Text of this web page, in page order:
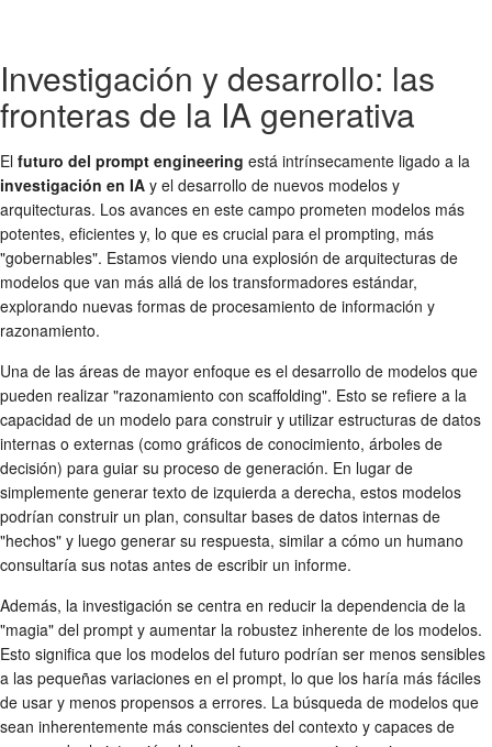
Investigación y desarrollo: las
fronteras de la IA generativa
El futuro del prompt engineering está intrínsecamente ligado a la
investigación en IA y el desarrollo de nuevos modelos y
arquitecturas. Los avances en este campo prometen modelos más
potentes, eficientes y, lo que es crucial para el prompting, más
"gobernables". Estamos viendo una explosión de arquitecturas de
modelos que van más allá de los transformadores estándar,
explorando nuevas formas de procesamiento de información y
razonamiento.
Una de las áreas de mayor enfoque es el desarrollo de modelos que
pueden realizar "razonamiento con scaffolding". Esto se refiere a la
capacidad de un modelo para construir y utilizar estructuras de datos
internas o externas (como gráficos de conocimiento, árboles de
decisión) para guiar su proceso de generación. En lugar de
simplemente generar texto de izquierda a derecha, estos modelos
podrían construir un plan, consultar bases de datos internas de
"hechos" y luego generar su respuesta, similar a cómo un humano
consultaría sus notas antes de escribir un informe.
Además, la investigación se centra en reducir la dependencia de la
"magia" del prompt y aumentar la robustez inherente de los modelos.
Esto significa que los modelos del futuro podrían ser menos sensibles
a las pequeñas variaciones en el prompt, lo que los haría más fáciles
de usar y menos propensos a errores. La búsqueda de modelos que
sean inherentemente más conscientes del contexto y capaces de